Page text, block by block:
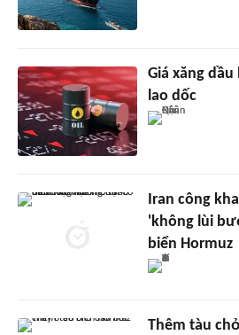
Giá xăng
lao dốc
Iran công
'không lùi
biển Hormuz
Thêm tàu